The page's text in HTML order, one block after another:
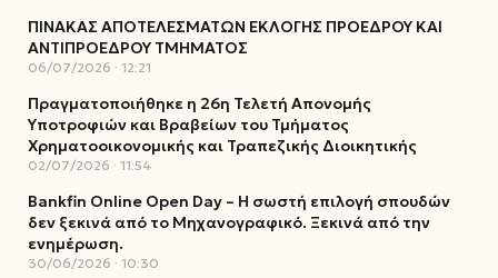
ΠΙΝΑΚΑΣ ΑΠΟΤΕΛΕΣΜΑΤΩΝ ΕΚΛΟΓΗΣ ΠΡΟΕΔΡΟΥ ΚΑΙ
ΑΝΤΙΠΡΟΕΔΡΟΥ ΤΜΗΜΑΤΟΣ
06/07/2026 12:21
Πραγματοποιήθηκε η 26η Τελετή Απονομής
Υποτροφιών και Βραβείων του Τμήματος
Χρηματοοικονομικής και Τραπεζικής Διοικητικής
02/07/2026 11:54
Bankfin Online Open Day – Η σωστή επιλογή σπουδών
δεν ξεκινά από το Μηχανογραφικό. Ξεκινά από την
ενημέρωση.
30/06/2026 10:30